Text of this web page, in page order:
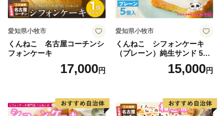
愛知県小牧市
くんねこ 名古屋コーチンシ
フォンケーキ
17,000円
愛知県小牧市
くんねこ シフォンケーキ
（プレーン）純生サンド 5個
15,000円